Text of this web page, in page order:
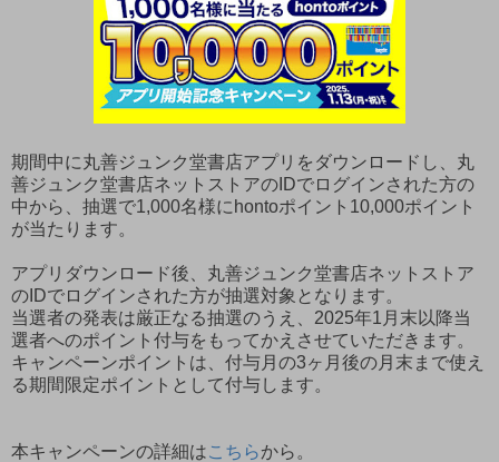
期間中に丸善ジュンク堂書店アプリをダウンロードし、丸
善ジュンク堂書店ネットストアのIDでログインされた方の
中から、抽選で1,000名様にhontoポイント10,000ポイント
が当たります。
アプリダウンロード後、丸善ジュンク堂書店ネットストア
のIDでログインされた方が抽選対象となります。
当選者の発表は厳正なる抽選のうえ、2025年1月末以降当
選者へのポイント付与をもってかえさせていただきます。
キャンペーンポイントは、付与月の3ヶ月後の月末まで使え
る期間限定ポイントとして付与します。
本キャンペーンの詳細はこちらから。